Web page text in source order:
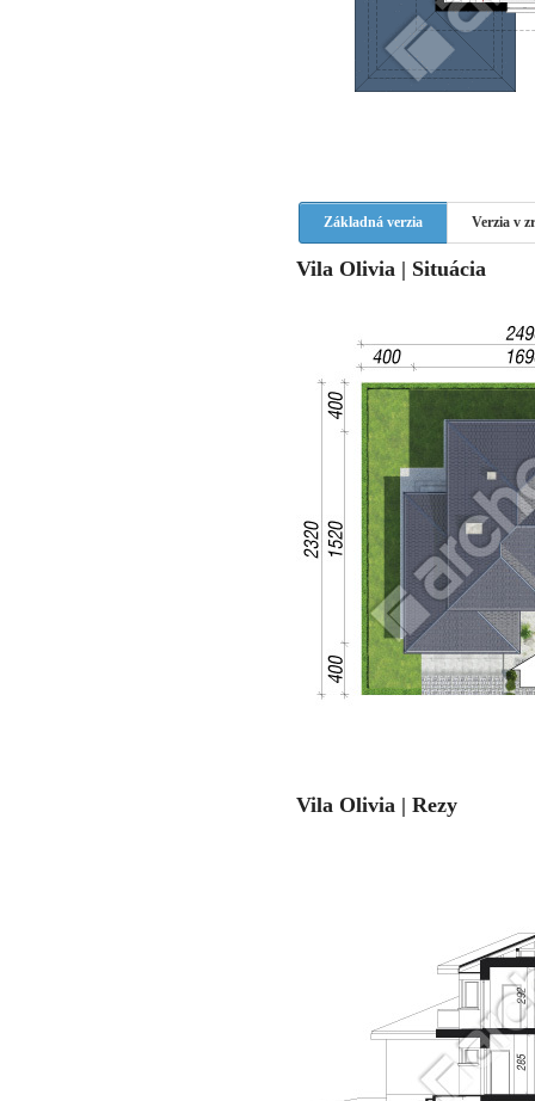
Základná verzia Verzia v
Vila Olivia | Situácia
Vila Olivia | Rezy